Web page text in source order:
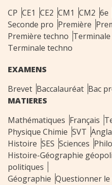
CP CE1 CE2 CM1 CM2 6e
Seconde pro Première
Première techno Terminale
Terminale techno
EXAMENS
Brevet Baccalauréat Bac
MATIERES
Mathématiques Français
Physique Chimie SVT
Histoire SES Sciences
Histoire-Géographie
politiques
Géographie Questionner le